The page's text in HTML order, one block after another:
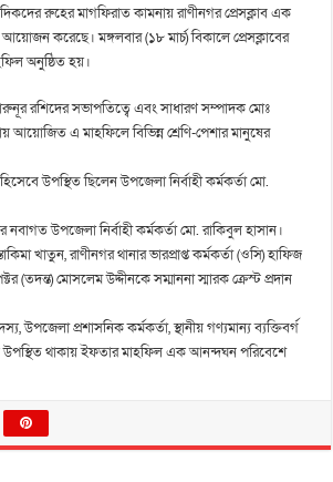
রুহের মাগফিরাত কামনায় রাণীনগর প্রেসক্লাব এক
করেছে। মঙ্গলবার (১৮ মার্চ) বিকালে প্রেসক্লাবের
অনুষ্ঠিত হয়।
রশিদের সভাপতিত্বে এবং সাধারণ সম্পাদক মোঃ
আয়োজিত এ মাহফিলে বিভিন্ন শ্রেণি-পেশার মানুষের
উপস্থিত ছিলেন উপজেলা নির্বাহী কর্মকর্তা মো.
নবাগত উপজেলা নির্বাহী কর্মকর্তা মো. রাকিবুল হাসান।
খাতুন, রাণীনগর থানার ভারপ্রাপ্ত কর্মকর্তা (ওসি) হাফিজ
(তদন্ত) মোসলেম উদ্দীনকে সম্মাননা স্মারক ক্রেস্ট প্রদান
উপজেলা প্রশাসনিক কর্মকর্তা, স্থানীয় গণ্যমান্য ব্যক্তিবর্গ
উপস্থিত থাকায় ইফতার মাহফিল এক আনন্দঘন পরিবেশে